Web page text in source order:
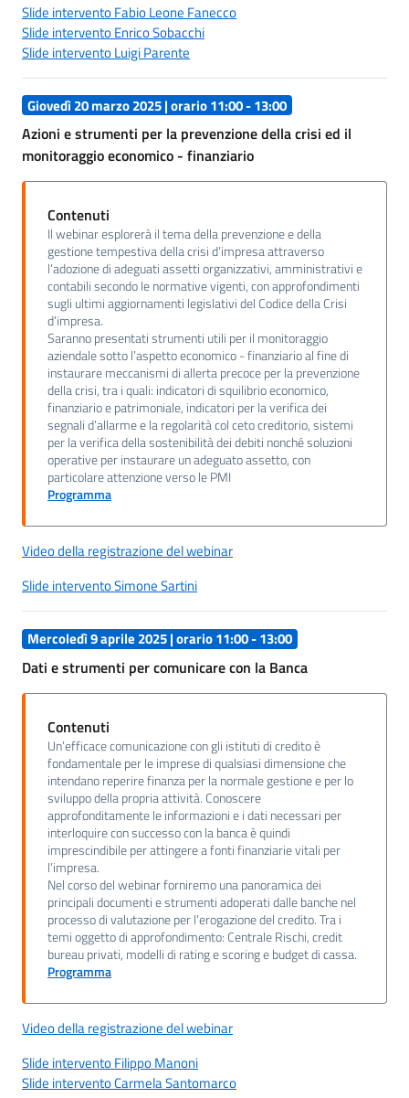
Slide intervento Fabio Leone Fanecco
Slide intervento Enrico Sobacchi
Slide intervento Luigi Parente
Giovedì 20 marzo 2025 | orario 11:00 - 13:00
Azioni e strumenti per la prevenzione della crisi ed il
monitoraggio economico - finanziario
Contenuti
Il webinar esplorerà il tema della prevenzione e della
gestione tempestiva della crisi d’impresa attraverso
l’adozione di adeguati assetti organizzativi, amministrativi e
contabili secondo le normative vigenti, con approfondimenti
sugli ultimi aggiornamenti legislativi del Codice della Crisi
d’impresa.
Saranno presentati strumenti utili per il monitoraggio
aziendale sotto l’aspetto economico - finanziario al fine di
instaurare meccanismi di allerta precoce per la prevenzione
della crisi, tra i quali: indicatori di squilibrio economico,
finanziario e patrimoniale, indicatori per la verifica dei
segnali d’allarme e la regolarità col ceto creditorio, sistemi
per la verifica della sostenibilità dei debiti nonché soluzioni
operative per instaurare un adeguato assetto, con
particolare attenzione verso le PMI
Programma
Video della registrazione del webinar
Slide intervento Simone Sartini
Mercoledì 9 aprile 2025 | orario 11:00 - 13:00
Dati e strumenti per comunicare con la Banca
Contenuti
Un’efficace comunicazione con gli istituti di credito è
fondamentale per le imprese di qualsiasi dimensione che
intendano reperire finanza per la normale gestione e per lo
sviluppo della propria attività. Conoscere
approfonditamente le informazioni e i dati necessari per
interloquire con successo con la banca è quindi
imprescindibile per attingere a fonti finanziarie vitali per
l’impresa.
Nel corso del webinar forniremo una panoramica dei
principali documenti e strumenti adoperati dalle banche nel
processo di valutazione per l’erogazione del credito. Tra i
temi oggetto di approfondimento: Centrale Rischi, credit
bureau privati, modelli di rating e scoring e budget di cassa.
Programma
Video della registrazione del webinar
Slide intervento Filippo Manoni
Slide intervento Carmela Santomarco